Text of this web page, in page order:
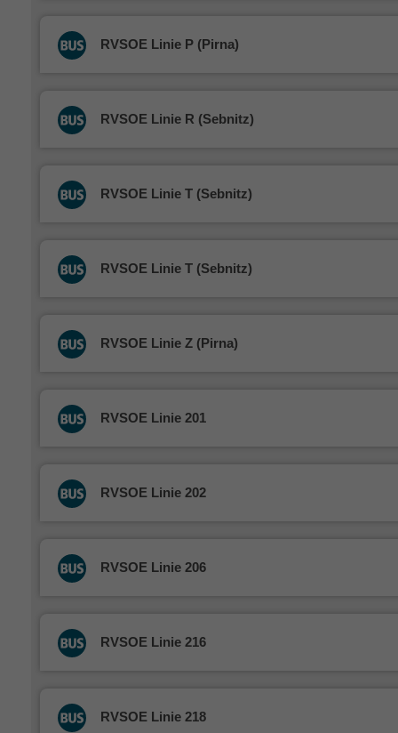
RVSOE Linie P (Pirna)
RVSOE Linie R (Sebnitz)
RVSOE Linie T (Sebnitz)
RVSOE Linie T (Sebnitz)
RVSOE Linie Z (Pirna)
RVSOE Linie 201
RVSOE Linie 202
RVSOE Linie 206
RVSOE Linie 216
RVSOE Linie 218